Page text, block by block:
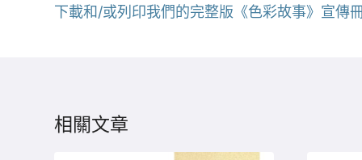
下載和/或列印我們的完整版《色彩故事》宣傳
相關文章